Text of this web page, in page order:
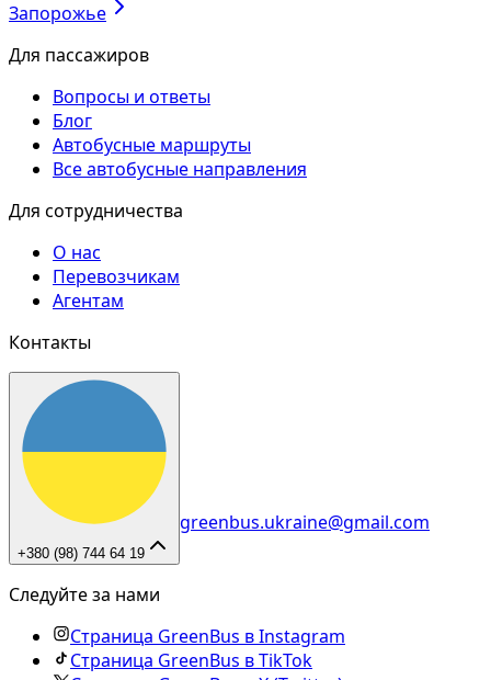
Запорожье
Для пассажиров
Вопросы и ответы
Блог
Автобусные маршруты
Все автобусные направления
Для сотрудничества
О нас
Перевозчикам
Агентам
Контакты
+380 (98) 744 64 19
greenbus.ukraine@gmail.com
Следуйте за нами
Страница GreenBus в Instagram
Страница GreenBus в TikTok